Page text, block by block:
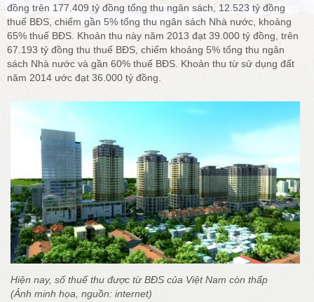
đồng trên 177.409 tỷ đồng tổng thu ngân sách, 12.523 tỷ đồng
thuế BĐS, chiếm gần 5% tổng thu ngân sách Nhà nước, khoảng
65% thuế BĐS. Khoản thu này năm 2013 đạt 39.000 tỷ đồng, trên
67.193 tỷ đồng thu thuế BĐS, chiếm khoảng 5% tổng thu ngân
sách Nhà nước và gần 60% thuế BĐS. Khoản thu từ sử dụng đất
năm 2014 ước đạt 36.000 tỷ đồng.
Hiện nay, số thuế thu được từ BĐS của Việt Nam còn thấp
(Ảnh minh họa, nguồn: internet)